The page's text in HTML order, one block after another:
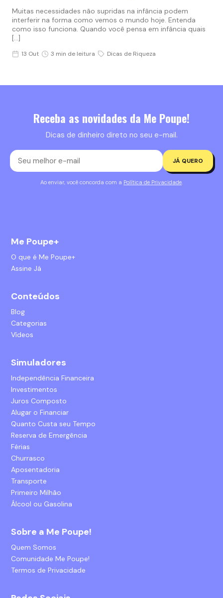
Muitas necessidades não supridas na infância podem
interferir na forma como vemos o mundo hoje. Entenda
como isso funciona. Quando você pensa em infância quais
[…]
13 Out 3 min de leitura Dicas de Riqueza
Receba as novidades da Me Poupe!
Dicas de dinheiro direto no seu e-mail.
JÁ QUERO
Ao enviar, você concorda com a Política de Privacidade.
Me Poupe+
O que é Me Poupe+
Assine Já
Conteúdos
Blog
Categorias
Vídeos
Simuladores
Independência Financeira
Investimentos
Juros Composto
Alugar o Financiar
Quanto Custa seu Tempo
Reserva de Emergência
Férias
Churrasco
Aposentadoria
Transporte
Primeiro Milhão
Álcool ou Gasolina
Sobre a Me Poupe!
Quem Somos
Comunidade Me Poupe!
Termos de Privacidade